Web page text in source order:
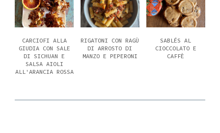
CARCIOFI ALLA
GIUDIA CON SALE
DI SICHUAN E
SALSA AIOLI
ALL'ARANCIA ROSSA
RIGATONI CON RAGÙ
DI ARROSTO DI
MANZO E PEPERONI
SABLÉS AL
CIOCCOLATO E
CAFFÈ